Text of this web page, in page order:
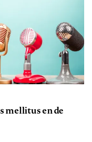
mellitus en de